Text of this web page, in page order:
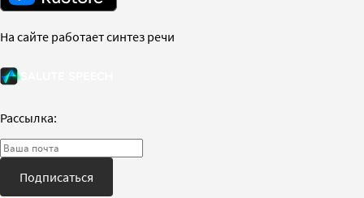
На сайте работает синтез речи
Рассылка:
Подписаться